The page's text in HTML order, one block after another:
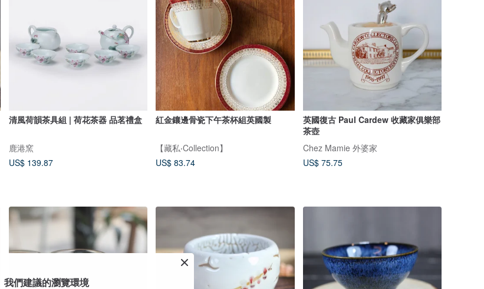
清風荷韻茶具組 | 荷花茶器 品茗禮盒
鹿港窯
US$ 139.87
紅金鑲邊骨瓷下午茶杯組英國製
【藏私‧Collection】
US$ 83.74
英國復古 Paul Cardew 收藏家俱樂部
茶壺
Chez Mamie 外婆家
US$ 75.75
我們建議的瀏覽環境